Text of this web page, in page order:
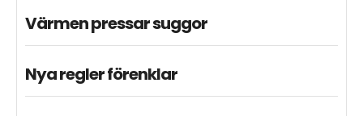
Värmen pressar suggor
Nya regler förenklar